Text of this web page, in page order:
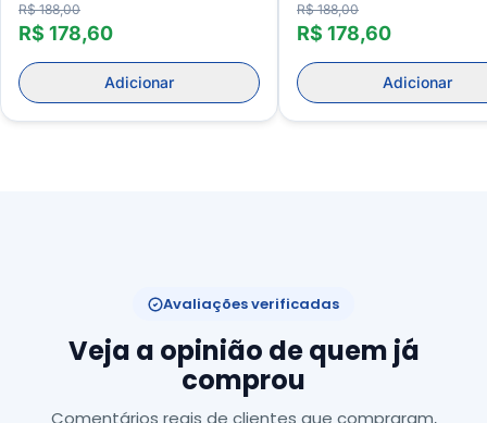
R$ 188,00
R$ 178,60
Adicionar
R$ 188,00
R$ 178,60
Adicionar
Avaliações verificadas
Veja a opinião de quem já
comprou
Comentários reais de clientes que compraram,